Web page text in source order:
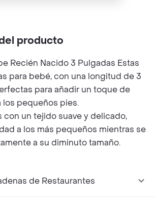
producto
Recién Nacido 3 Pulgadas Estas
para bebé, con una longitud de 3
para añadir un toque de
los pequeños pies.
un tejido suave y delicado,
a los más pequeños mientras se
a su diminuto tamaño.
de Restaurantes